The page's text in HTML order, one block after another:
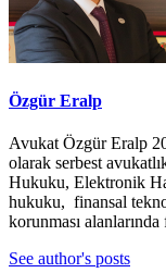
Özgür Eralp
Avukat Özgür Eralp
olarak serbest
Hukuku, Elektronik
hukuku, finansal
korunması
See author's posts